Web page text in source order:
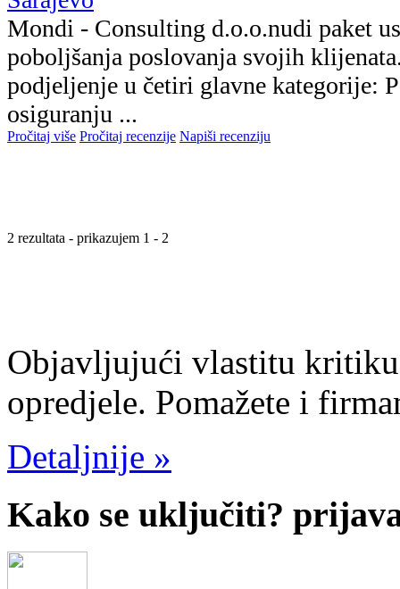
Mondi - Consulting d.o.o.nudi paket
poboljšanja poslovanja svojih
podjeljenje u četiri glavne kategorije:
osiguranju ...
Pročitaj više Pročitaj recenzije Napiši recenziju
2 rezultata - prikazujem 1 - 2
Objavljujući vlastitu kritiku
opredjele. Pomažete i
Detaljnije »
Kako se uključiti?